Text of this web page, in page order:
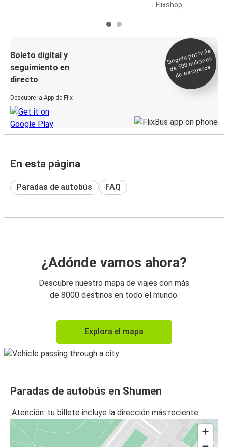
Flixshop
Boleto digital y
seguimiento en
directo
Descubre la App de Flix
Elegida por
más
de 500
millones
de pasajeros
En esta página
Paradas de autobús FAQ
¿Adónde vamos ahora?
Descubre nuestro mapa de viajes con más
de 8000 destinos en todo el mundo.
Explora el mapa
Paradas de autobús en Shumen
Atención: tu billete incluye la dirección más reciente.